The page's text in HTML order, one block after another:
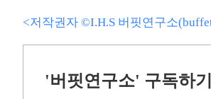
<저작권자 ©I.H.S 버핏연구소
'버핏연구소' 구독하기